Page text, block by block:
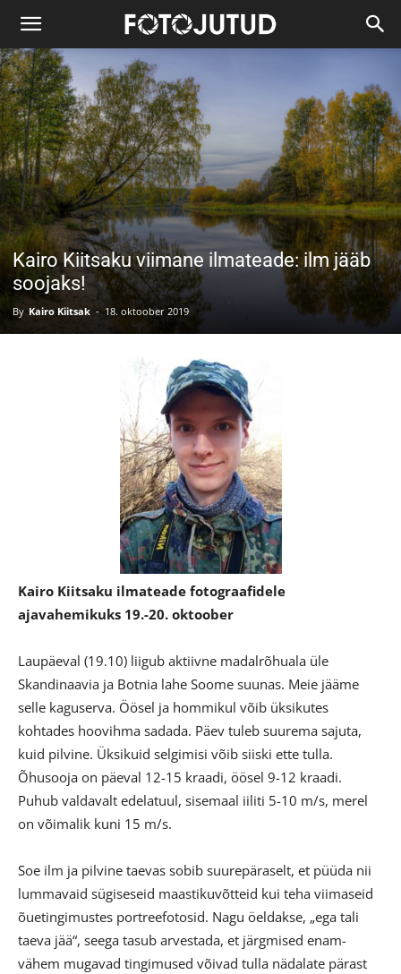
Kairo Kiitsaku viimane ilmateade: ilm jääb
soojaks!
By Kairo Kiitsak - 18. oktoober 2019
Kairo Kiitsaku ilmateade fotograafidele
ajavahemikuks 19.-20. oktoober
Laupäeval (19.10) liigub aktiivne madalrõhuala üle
Skandinaavia ja Botnia lahe Soome suunas. Meie jääme
selle kaguserva. Öösel ja hommikul võib üksikutes
kohtades hoovihma sadada. Päev tuleb suurema sajuta,
kuid pilvine. Üksikuid selgimisi võib siiski ette tulla.
Õhusooja on päeval 12-15 kraadi, öösel 9-12 kraadi.
Puhub valdavalt edelatuul, sisemaal iiliti 5-10 m/s, merel
on võimalik kuni 15 m/s.
Soe ilm ja pilvine taevas sobib suurepäraselt, et püüda nii
lummavaid sügiseseid maastikuvõtteid kui teha viimaseid
õuetingimustes portreefotosid. Nagu öeldakse, „ega tali
taeva jää“, seega tasub arvestada, et järgmised enam-
vähem mugavad tingimused võivad tulla nädalate pärast